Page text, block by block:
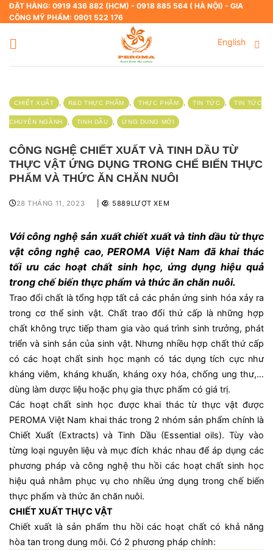
Skip
to
content
ĐẶT HÀNG: 0919 436 882 (HCM) - 0918 885 564 ( HÀ NỘI) - GIA
CÔNG MỸ PHẨM: 0901 522 176
English
CHIẾT XUẤT , R&D THỰC PHẨM , THỰC PHẨM , TIN TỨC , TIN TỨC
CHUYÊN NGÀNH , TINH DẦU , ỨNG DUNG MỚI
CÔNG NGHỆ CHIẾT XUẤT VÀ TINH DẦU TỪ
THỰC VẬT ỨNG DỤNG TRONG CHẾ BIẾN THỰC
PHẨM VÀ THỨC ĂN CHĂN NUÔI
28 THÁNG 11, 2023 5889LƯỢT XEM
Với công nghệ sản xuất chiết xuất và tinh dầu từ thực
vật công nghệ cao, PEROMA Việt Nam đã khai thác
tối ưu các hoạt chất sinh học, ứng dụng hiệu quả
trong chế biến thực phẩm và thức ăn chăn nuôi.
Trao đổi chất là tổng hợp tất cả các phản ứng sinh hóa xảy ra
trong cơ thể sinh vật. Chất trao đổi thứ cấp là những hợp
chất không trực tiếp tham gia vào quá trình sinh trưởng, phát
triển và sinh sản của sinh vật. Nhưng nhiều hợp chất thứ cấp
có các hoạt chất sinh học mạnh có tác dụng tích cực như
kháng viêm, kháng khuẩn, kháng oxy hóa, chống ung thư,…
dùng làm dược liệu hoặc phụ gia thực phẩm có giá trị.
Các hoạt chất sinh học được khai thác từ thực vật được
PEROMA Việt Nam khai thác trong 2 nhóm sản phẩm chính là
Chiết Xuất (Extracts) và Tinh Dầu (Essential oils). Tùy vào
từng loại nguyên liệu và mục đích khác nhau để áp dụng các
phương pháp và công nghệ thu hồi các hoạt chất sinh học
hiệu quả nhằm phục vụ cho nhiều ứng dụng trong chế biến
thực phẩm và thức ăn chăn nuôi.
CHIẾT XUẤT THỰC VẬT
Chiết xuất là sản phẩm thu hồi các hoạt chất có khả năng
hòa tan trong dung môi. Có 2 phương pháp chính: